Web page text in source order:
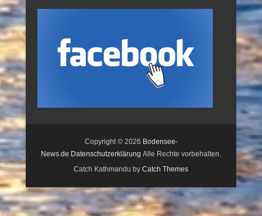
Copyright © 2026 Bodensee-
News.de Datenschutzerklärung Alle Rechte vorbehalten.
Catch Kathmandu by Catch Themes